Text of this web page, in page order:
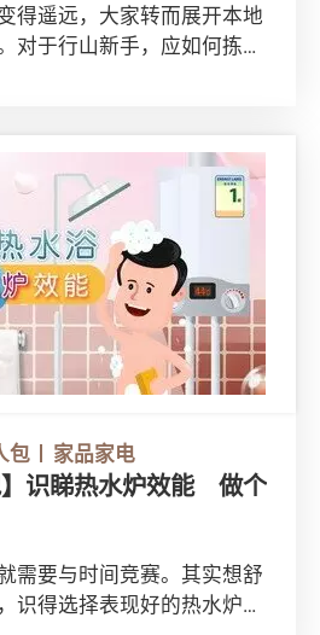
得遥远，大家转而展开本地
对于行山新手，应如何拣选
包 家品家电
】识睇热水炉效能 做个
需要与时间竞赛。其实想舒
识得选择表现好的热水炉就